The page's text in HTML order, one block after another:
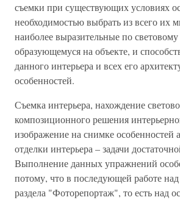
съемки при существующих условиях
необходимостью выбрать из всего их
наиболее выразительные по
образующемуся на объекте, и
данного интерьера и всех его
особенностей.
Съемка интерьера, нахождение
композиционного решения
изображение на снимке особенностей
отделки интерьера – задачи
Выполнение данных упражнений
потому, что в последующей работе
раздела "Фоторепортаж", то есть над